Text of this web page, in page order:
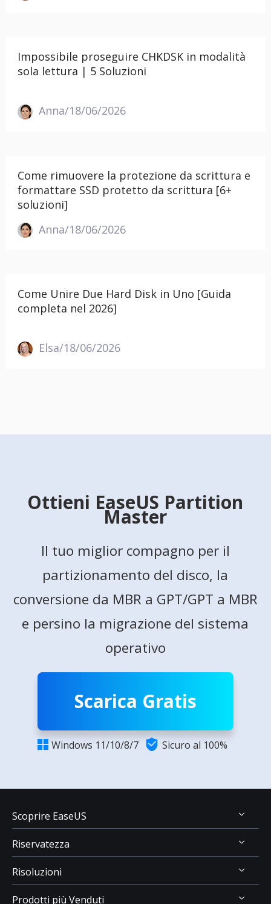
Impossibile proseguire CHKDSK in modalità
sola lettura | 5 Soluzioni
Anna/18/06/2026
Come rimuovere la protezione da scrittura e
formattare SSD protetto da scrittura [6+
soluzioni]
Anna/18/06/2026
Come Unire Due Hard Disk in Uno [Guida
completa nel 2026]
Elsa/18/06/2026
Ottieni EaseUS Partition
Master
Il tuo miglior compagno per il
partizionamento del disco, la
conversione da MBR a GPT/GPT a MBR
e persino la migrazione del sistema
operativo
Scarica Gratis
 Windows 11/10/8/7  Sicuro al 100%
Scoprire EaseUS
Chi Siamo
Recensioni & Premi
Contatta EaseUS
Riservatezza
Disinstallazione
Politica di Rimborso
Risoluzioni
Prodotti più Venduti